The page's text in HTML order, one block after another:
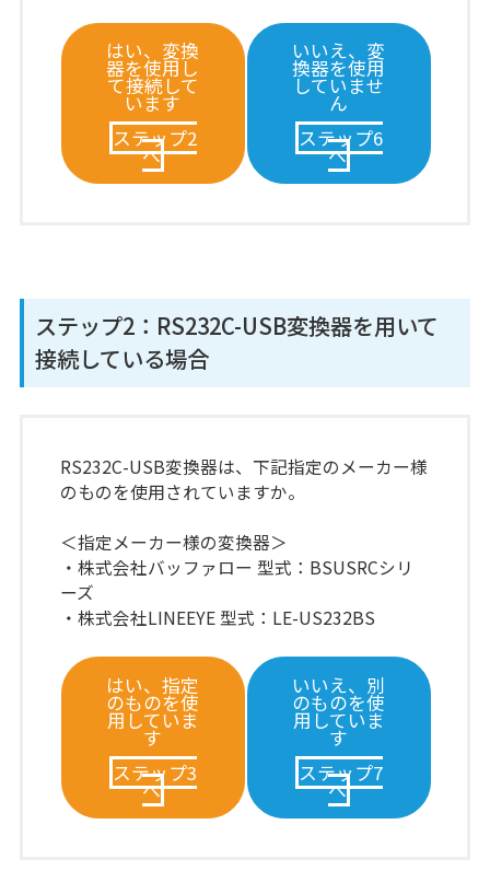
はい、変換
器を使用し
て接続して
います
ステップ2
へ
いいえ、変
換器を使用
していませ
ん
ステップ6
へ
ステップ2：RS232C-USB変換器を用いて
接続している場合
RS232C-USB変換器は、下記指定のメーカー様
のものを使用されていますか。
＜指定メーカー様の変換器＞
・株式会社バッファロー 型式：BSUSRCシリ
ーズ
・株式会社LINEEYE 型式：LE-US232BS
はい、指定
のものを使
用していま
す
ステップ3
へ
いいえ、別
のものを使
用していま
す
ステップ7
へ